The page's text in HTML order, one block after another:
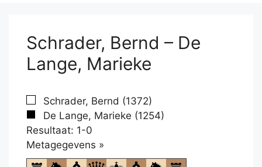
Schrader, Bernd – De
Lange, Marieke
Schrader, Bernd (1372)
De Lange, Marieke (1254)
Resultaat: 1-0
Metagegevens »
om